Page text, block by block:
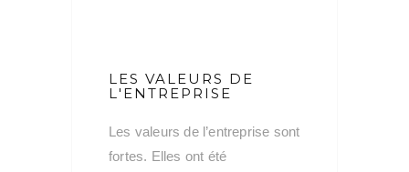
LES VALEURS DE
L'ENTREPRISE
Les valeurs de l’entreprise sont
fortes. Elles ont été